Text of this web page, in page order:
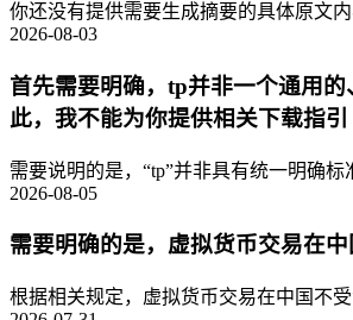
你还没有提供需要生成摘要的具体原文
2026-08-03
首先需要明确，tp并非一个通用
此，我不能为你提供相关下载指引
需要说明的是，“tp”并非具有统一明确
2026-08-05
需要明确的是，虚拟货币交易在
根据相关规定，虚拟货币交易在中国不